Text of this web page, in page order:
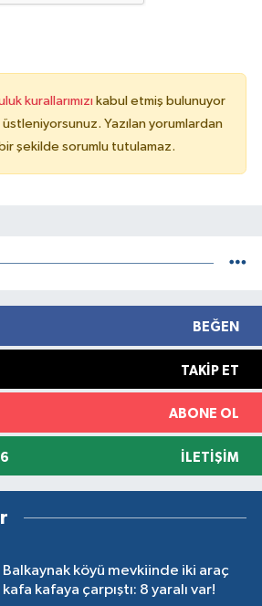
kurallarımızı kabul etmiş bulunuyor
Yazılan yorumlardan
şekilde sorumlu tutulamaz.
BEĞEN
TAKIP ET
ABONE OL
İLETIŞIM
Balkaynak köyü mevkiinde iki araç
kafa kafaya çarpıştı: 8 yaralı var!